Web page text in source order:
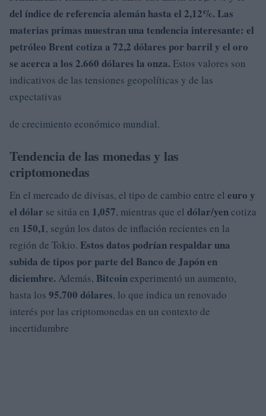
del índice de referencia alemán hasta el 2,12%. Las
materias primas muestran una tendencia interesante: el
petróleo Brent cotiza a 72,2 dólares por barril y el oro
se acerca a los 2.660 dólares la onza. Estos valores son
indicativos de las tensiones geopolíticas y de las
expectativas
de crecimiento económico mundial.
Tendencia de las monedas y las
criptomonedas
En el mercado de divisas, el tipo de cambio entre el euro y
el dólar se sitúa en 1,057, mientras que el dólar/yencotiza
en 150,1, según los datos de inflación recientes en la
región de Tokio. Estos datos podrían respaldar una
subida de tipos por parte del Banco de Japón en
diciembre. Además, Bitcoinexperimentó un aumento,
hasta los 95.700 dólares, lo que indica un renovado
interés por las criptomonedas en un contexto de
incertidumbre